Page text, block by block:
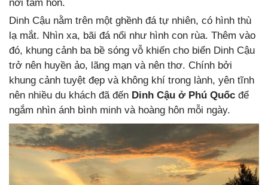
nơi tâm hồn.
Dinh Cậu nằm trên một ghềnh đá tự nhiên, có hình thù
lạ mắt. Nhìn xa, bãi đá nổi như hình con rùa. Thêm vào
đó, khung cảnh ba bề sóng vỗ khiến cho biển Dinh Cậu
trở nên huyền ảo, lãng mạn và nên thơ. Chính bởi
khung cảnh tuyệt đẹp và không khí trong lành, yên tĩnh
nên nhiều du khách đã đến Dinh Cậu ở Phú Quốc để
ngắm nhìn ánh bình minh và hoàng hôn mỗi ngày.